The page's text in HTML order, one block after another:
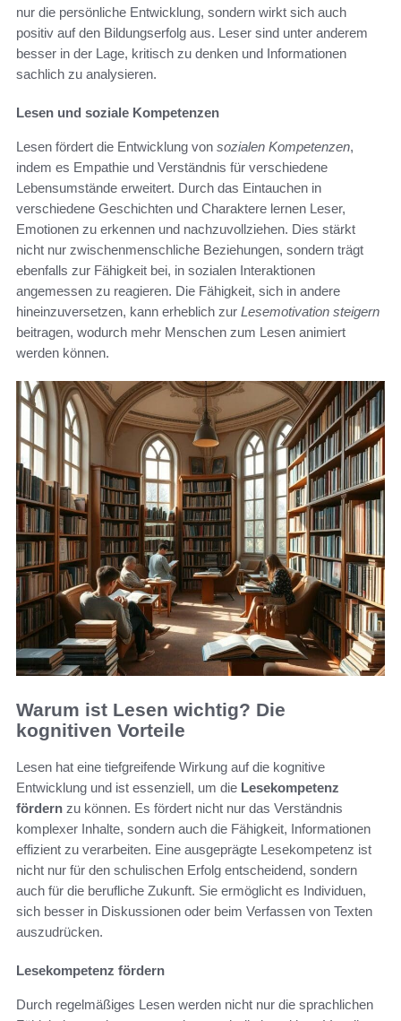
nur die persönliche Entwicklung, sondern wirkt sich auch
positiv auf den Bildungserfolg aus. Leser sind unter anderem
besser in der Lage, kritisch zu denken und Informationen
sachlich zu analysieren.
Lesen und soziale Kompetenzen
Lesen fördert die Entwicklung von sozialen Kompetenzen,
indem es Empathie und Verständnis für verschiedene
Lebensumstände erweitert. Durch das Eintauchen in
verschiedene Geschichten und Charaktere lernen Leser,
Emotionen zu erkennen und nachzuvollziehen. Dies stärkt
nicht nur zwischenmenschliche Beziehungen, sondern trägt
ebenfalls zur Fähigkeit bei, in sozialen Interaktionen
angemessen zu reagieren. Die Fähigkeit, sich in andere
hineinzuversetzen, kann erheblich zur Lesemotivation steigern
beitragen, wodurch mehr Menschen zum Lesen animiert
werden können.
Warum ist Lesen wichtig? Die
kognitiven Vorteile
Lesen hat eine tiefgreifende Wirkung auf die kognitive
Entwicklung und ist essenziell, um die Lesekompetenz
fördern zu können. Es fördert nicht nur das Verständnis
komplexer Inhalte, sondern auch die Fähigkeit, Informationen
effizient zu verarbeiten. Eine ausgeprägte Lesekompetenz ist
nicht nur für den schulischen Erfolg entscheidend, sondern
auch für die berufliche Zukunft. Sie ermöglicht es Individuen,
sich besser in Diskussionen oder beim Verfassen von Texten
auszudrücken.
Lesekompetenz fördern
Durch regelmäßiges Lesen werden nicht nur die sprachlichen